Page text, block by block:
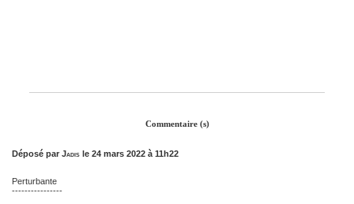
Commentaire (s)
Déposé par Jadis le 24 mars 2022 à 11h22
Perturbante
----------------